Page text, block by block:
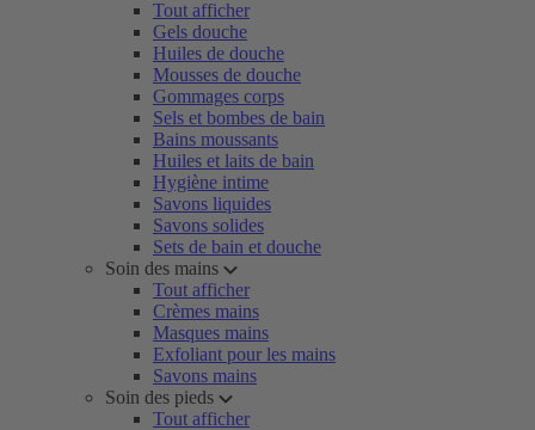
Tout afficher
Gels douche
Huiles de douche
Mousses de douche
Gommages corps
Sels et bombes de bain
Bains moussants
Huiles et laits de bain
Hygiène intime
Savons liquides
Savons solides
Sets de bain et douche
Soin des mains
Tout afficher
Crèmes mains
Masques mains
Exfoliant pour les mains
Savons mains
Soin des pieds
Tout afficher